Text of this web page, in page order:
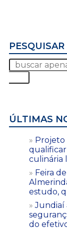
PESQUISAR
ÚLTIMAS
Projeto
culinária
Feira
estudo,
Jundiaí
do